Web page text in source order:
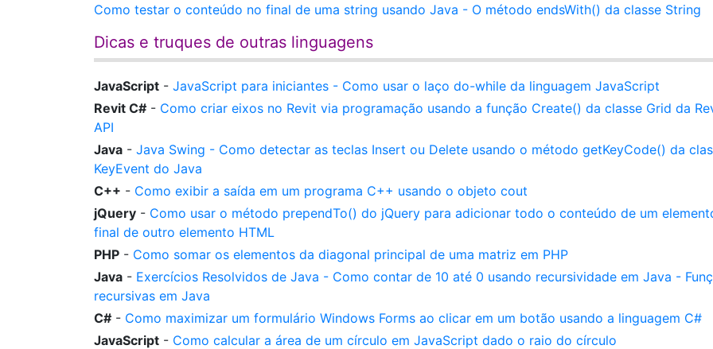
Como testar o conteúdo no final de uma string usando Java - O método endsWith() da classe String
Dicas e truques de outras linguagens
JavaScript - JavaScript para iniciantes - Como usar o laço do-while da linguagem JavaScript
Revit C# - Como criar eixos no Revit via programação usando a função Create() da classe Grid da
API
Java - Java Swing - Como detectar as teclas Insert ou Delete usando o método getKeyCode() da
KeyEvent do Java
C++ - Como exibir a saída em um programa C++ usando o objeto cout
jQuery - Como usar o método prependTo() do jQuery para adicionar todo o conteúdo de um
final de outro elemento HTML
PHP - Como somar os elementos da diagonal principal de uma matriz em PHP
Java - Exercícios Resolvidos de Java - Como contar de 10 até 0 usando recursividade em Java -
recursivas em Java
C# - Como maximizar um formulário Windows Forms ao clicar em um botão usando a linguagem C#
JavaScript - Como calcular a área de um círculo em JavaScript dado o raio do círculo